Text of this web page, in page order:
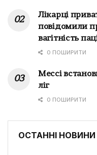
Лікарці
повідомили
вагітність
0 ПОШИРИТИ
Мессі
ліг
0 ПОШИРИТИ
ОСТАННІ НОВИНИ